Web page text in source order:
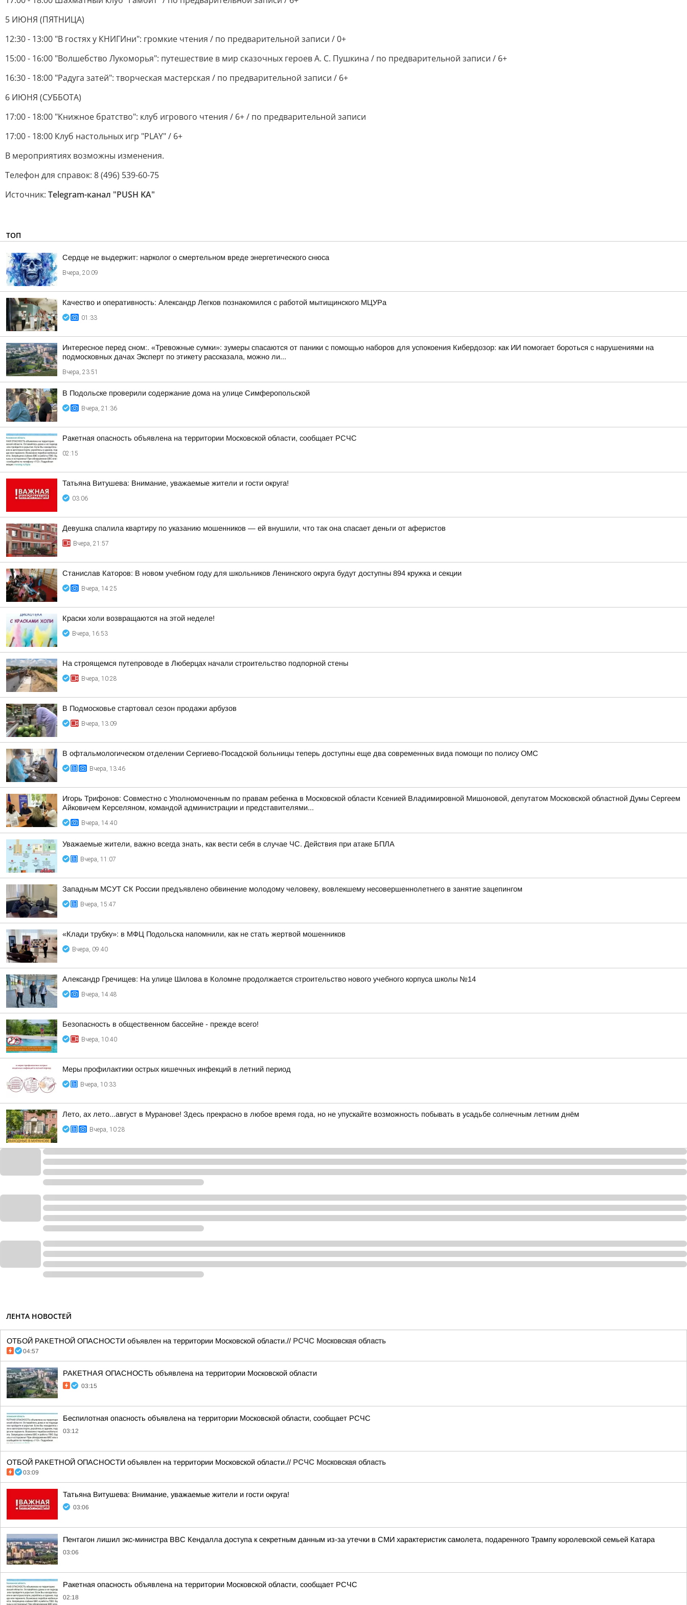
5 ИЮНЯ (ПЯТНИЦА)
12:30 - 13:00 "В гостях у КНИГИни": громкие чтения / по предварительной записи / 0+
15:00 - 16:00 "Волшебство Лукоморья": путешествие в мир сказочных героев А. С. Пушкина / по предварительной записи / 6+
16:30 - 18:00 "Радуга затей": творческая мастерская / по предварительной записи / 6+
6 ИЮНЯ (СУББОТА)
17:00 - 18:00 "Книжное братство": клуб игрового чтения / 6+ / по предварительной записи
17:00 - 18:00 Клуб настольных игр "PLAY" / 6+
В мероприятиях возможны изменения.
Телефон для справок: 8 (496) 539-60-75
Источник: Telegram-канал "PUSH KA"
ТОП
Сердце не выдержит: нарколог о смертельном вреде энергетического снюса
Вчера, 20:09
Качество и оперативность: Александр Легков познакомился с работой мытищинского МЦУРа
01:33
Интересное перед сном:. «Тревожные сумки»: зумеры спасаются от паники с помощью наборов для успокоения Кибердозор: как ИИ помогает бороться с нарушениями на
подмосковных дачах Эксперт по этикету рассказала, можно ли...
Вчера, 23:51
В Подольске проверили содержание дома на улице Симферопольской
Вчера, 21:36
Ракетная опасность объявлена на территории Московской области, сообщает РСЧС
02:15
Татьяна Витушева: Внимание, уважаемые жители и гости округа!
03:06
Девушка спалила квартиру по указанию мошенников — ей внушили, что так она спасает деньги от аферистов
Вчера, 21:57
Станислав Каторов: В новом учебном году для школьников Ленинского округа будут доступны 894 кружка и секции
Вчера, 14:25
Краски холи возвращаются на этой неделе!
Вчера, 16:53
На строящемся путепроводе в Люберцах начали строительство подпорной стены
Вчера, 10:28
В Подмосковье стартовал сезон продажи арбузов
Вчера, 13:09
В офтальмологическом отделении Сергиево-Посадской больницы теперь доступны еще два современных вида помощи по полису ОМС
Вчера, 13:46
Игорь Трифонов: Совместно с Уполномоченным по правам ребенка в Московской области Ксенией Владимировной Мишоновой, депутатом Московской областной Думы Сергеем
Айковичем Керселяном, командой администрации и представителями...
Вчера, 14:40
Уважаемые жители, важно всегда знать, как вести себя в случае ЧС. Действия при атаке БПЛА
Вчера, 11:07
Западным МСУТ СК России предъявлено обвинение молодому человеку, вовлекшему несовершеннолетнего в занятие зацепингом
Вчера, 15:47
«Клади трубку»: в МФЦ Подольска напомнили, как не стать жертвой мошенников
Вчера, 09:40
Александр Гречищев: На улице Шилова в Коломне продолжается строительство нового учебного корпуса школы №14
Вчера, 14:48
Безопасность в общественном бассейне - прежде всего!
Вчера, 10:40
Меры профилактики острых кишечных инфекций в летний период
Вчера, 10:33
Лето, ах лето...август в Муранове! Здесь прекрасно в любое время года, но не упускайте возможность побывать в усадьбе солнечным летним днём
Вчера, 10:28
ЛЕНТА НОВОСТЕЙ
ОТБОЙ РАКЕТНОЙ ОПАСНОСТИ объявлен на территории Московской области.// РСЧС Московская область
04:57
РАКЕТНАЯ ОПАСНОСТЬ объявлена на территории Московской области
03:15
Беспилотная опасность объявлена на территории Московской области, сообщает РСЧС
03:12
ОТБОЙ РАКЕТНОЙ ОПАСНОСТИ объявлен на территории Московской области.// РСЧС Московская область
03:09
Татьяна Витушева: Внимание, уважаемые жители и гости округа!
03:06
Пентагон лишил экс-министра ВВС Кендалла доступа к секретным данным из-за утечки в СМИ характеристик самолета, подаренного Трампу королевской семьей Катара
03:06
Ракетная опасность объявлена на территории Московской области, сообщает РСЧС
02:18